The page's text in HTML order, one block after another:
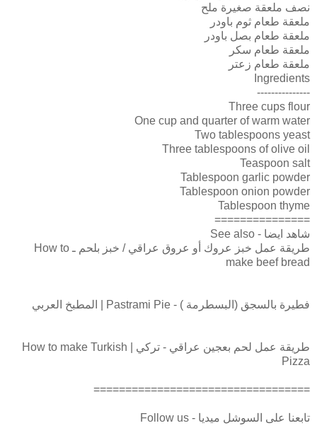
نصف ملعقة صغيرة ملح
ملعقة طعام ثوم باودر
ملعقة طعام بصل باودر
ملعقة طعام سكر
ملعقة طعام زعتر
Ingredients
---------------
Three cups flour
One cup and quarter of warm water
Two tablespoons yeast
Three tablespoons of olive oil
Teaspoon salt
Tablespoon garlic powder
Tablespoon onion powder
Tablespoon thyme
===============
شاهد ايضا - See also
طريقة عمل خبز عروك أو عروق عراقي / خبز بلحم ـ How to
make beef bread
فطيرة بالسجق (البسطرمة ) - Pastrami Pie | المطبخ العربي
طريقة عمل لحم بعجين عراقي - تركي | How to make Turkish
Pizza
==================================
تابعنا على السوشل ميديا - Follow us